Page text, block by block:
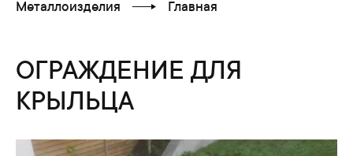
Металлоизделия
Главная
ОГРАЖДЕНИЕ ДЛЯ
КРЫЛЬЦА